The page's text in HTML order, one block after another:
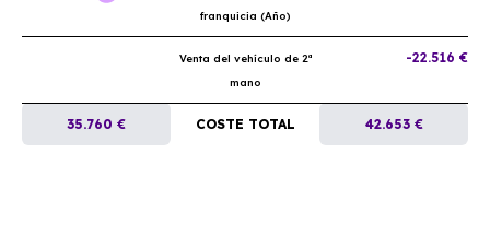
franquicia (Año)
Venta del vehículo de 2ª
mano
-22.516 €
35.760 € COSTE TOTAL 42.653 €